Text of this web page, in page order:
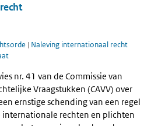
| Naleving internationaal recht
nr. 41 van de Commissie van
Vraagstukken (CAVV) over
ernstige schending van een regel
internationale rechten en plichten